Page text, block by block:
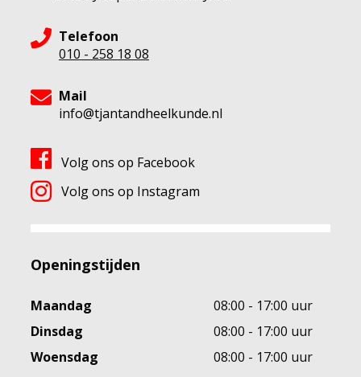
Telefoon
010 - 258 18 08
Mail
info@tjantandheelkunde.nl
Volg ons op Facebook
Volg ons op Instagram
Openingstijden
Maandag
08:00 - 17:00 uur
Dinsdag
08:00 - 17:00 uur
Woensdag
08:00 - 17:00 uur